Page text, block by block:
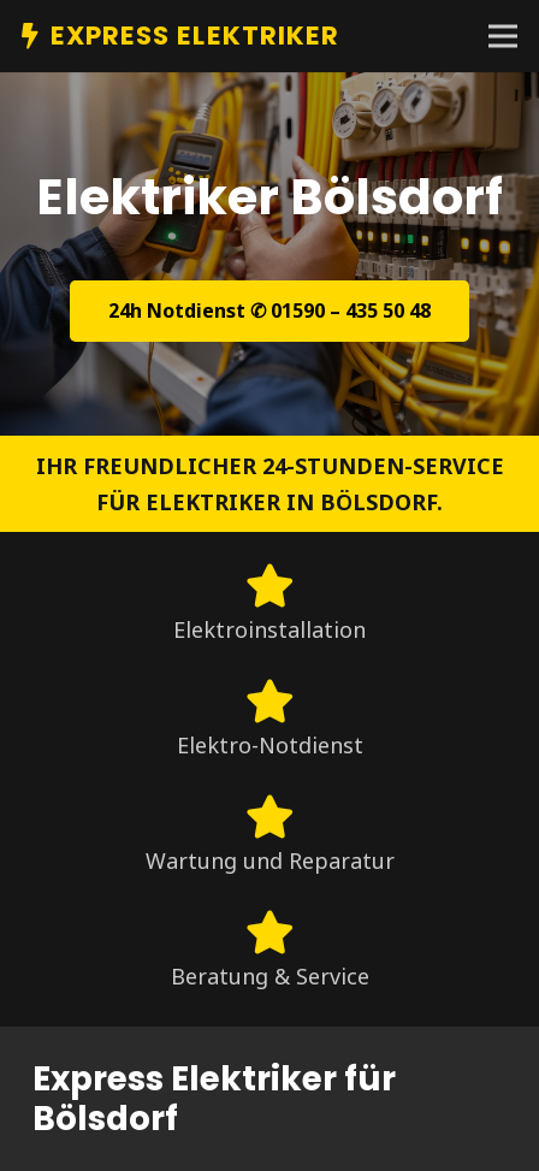
EXPRESS ELEKTRIKER
Elektriker Bölsdorf
24h Notdienst ✆ 01590 – 435 50 48
IHR FREUNDLICHER 24-STUNDEN-SERVICE
FÜR ELEKTRIKER IN BÖLSDORF.
Elektroinstallation
Elektro-Notdienst
Wartung und Reparatur
Beratung & Service
Express Elektriker für
Bölsdorf